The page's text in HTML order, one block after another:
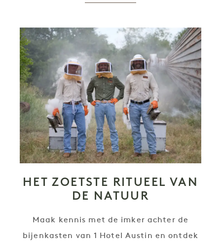
HET ZOETSTE RITUEEL VAN
DE NATUUR
Maak kennis met de imker achter de
bijenkasten van 1 Hotel Austin en ontdek